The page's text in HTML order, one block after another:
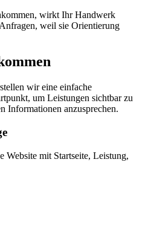
wirkt Ihr Handwerk
weil sie Orientierung
wir eine einfache
um Leistungen sichtbar zu
Informationen anzusprechen.
Website mit Startseite, Leistung,